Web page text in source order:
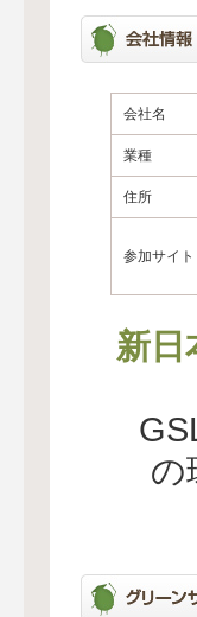
会社名
業種
住所
参加サイト
新日
の